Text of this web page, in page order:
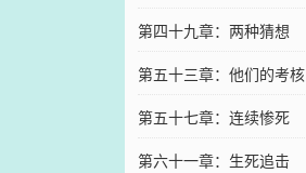
第四十九章：两种猜想
第五十三章：他们的考核
第五十七章：连续惨死
第六十一章：生死追击